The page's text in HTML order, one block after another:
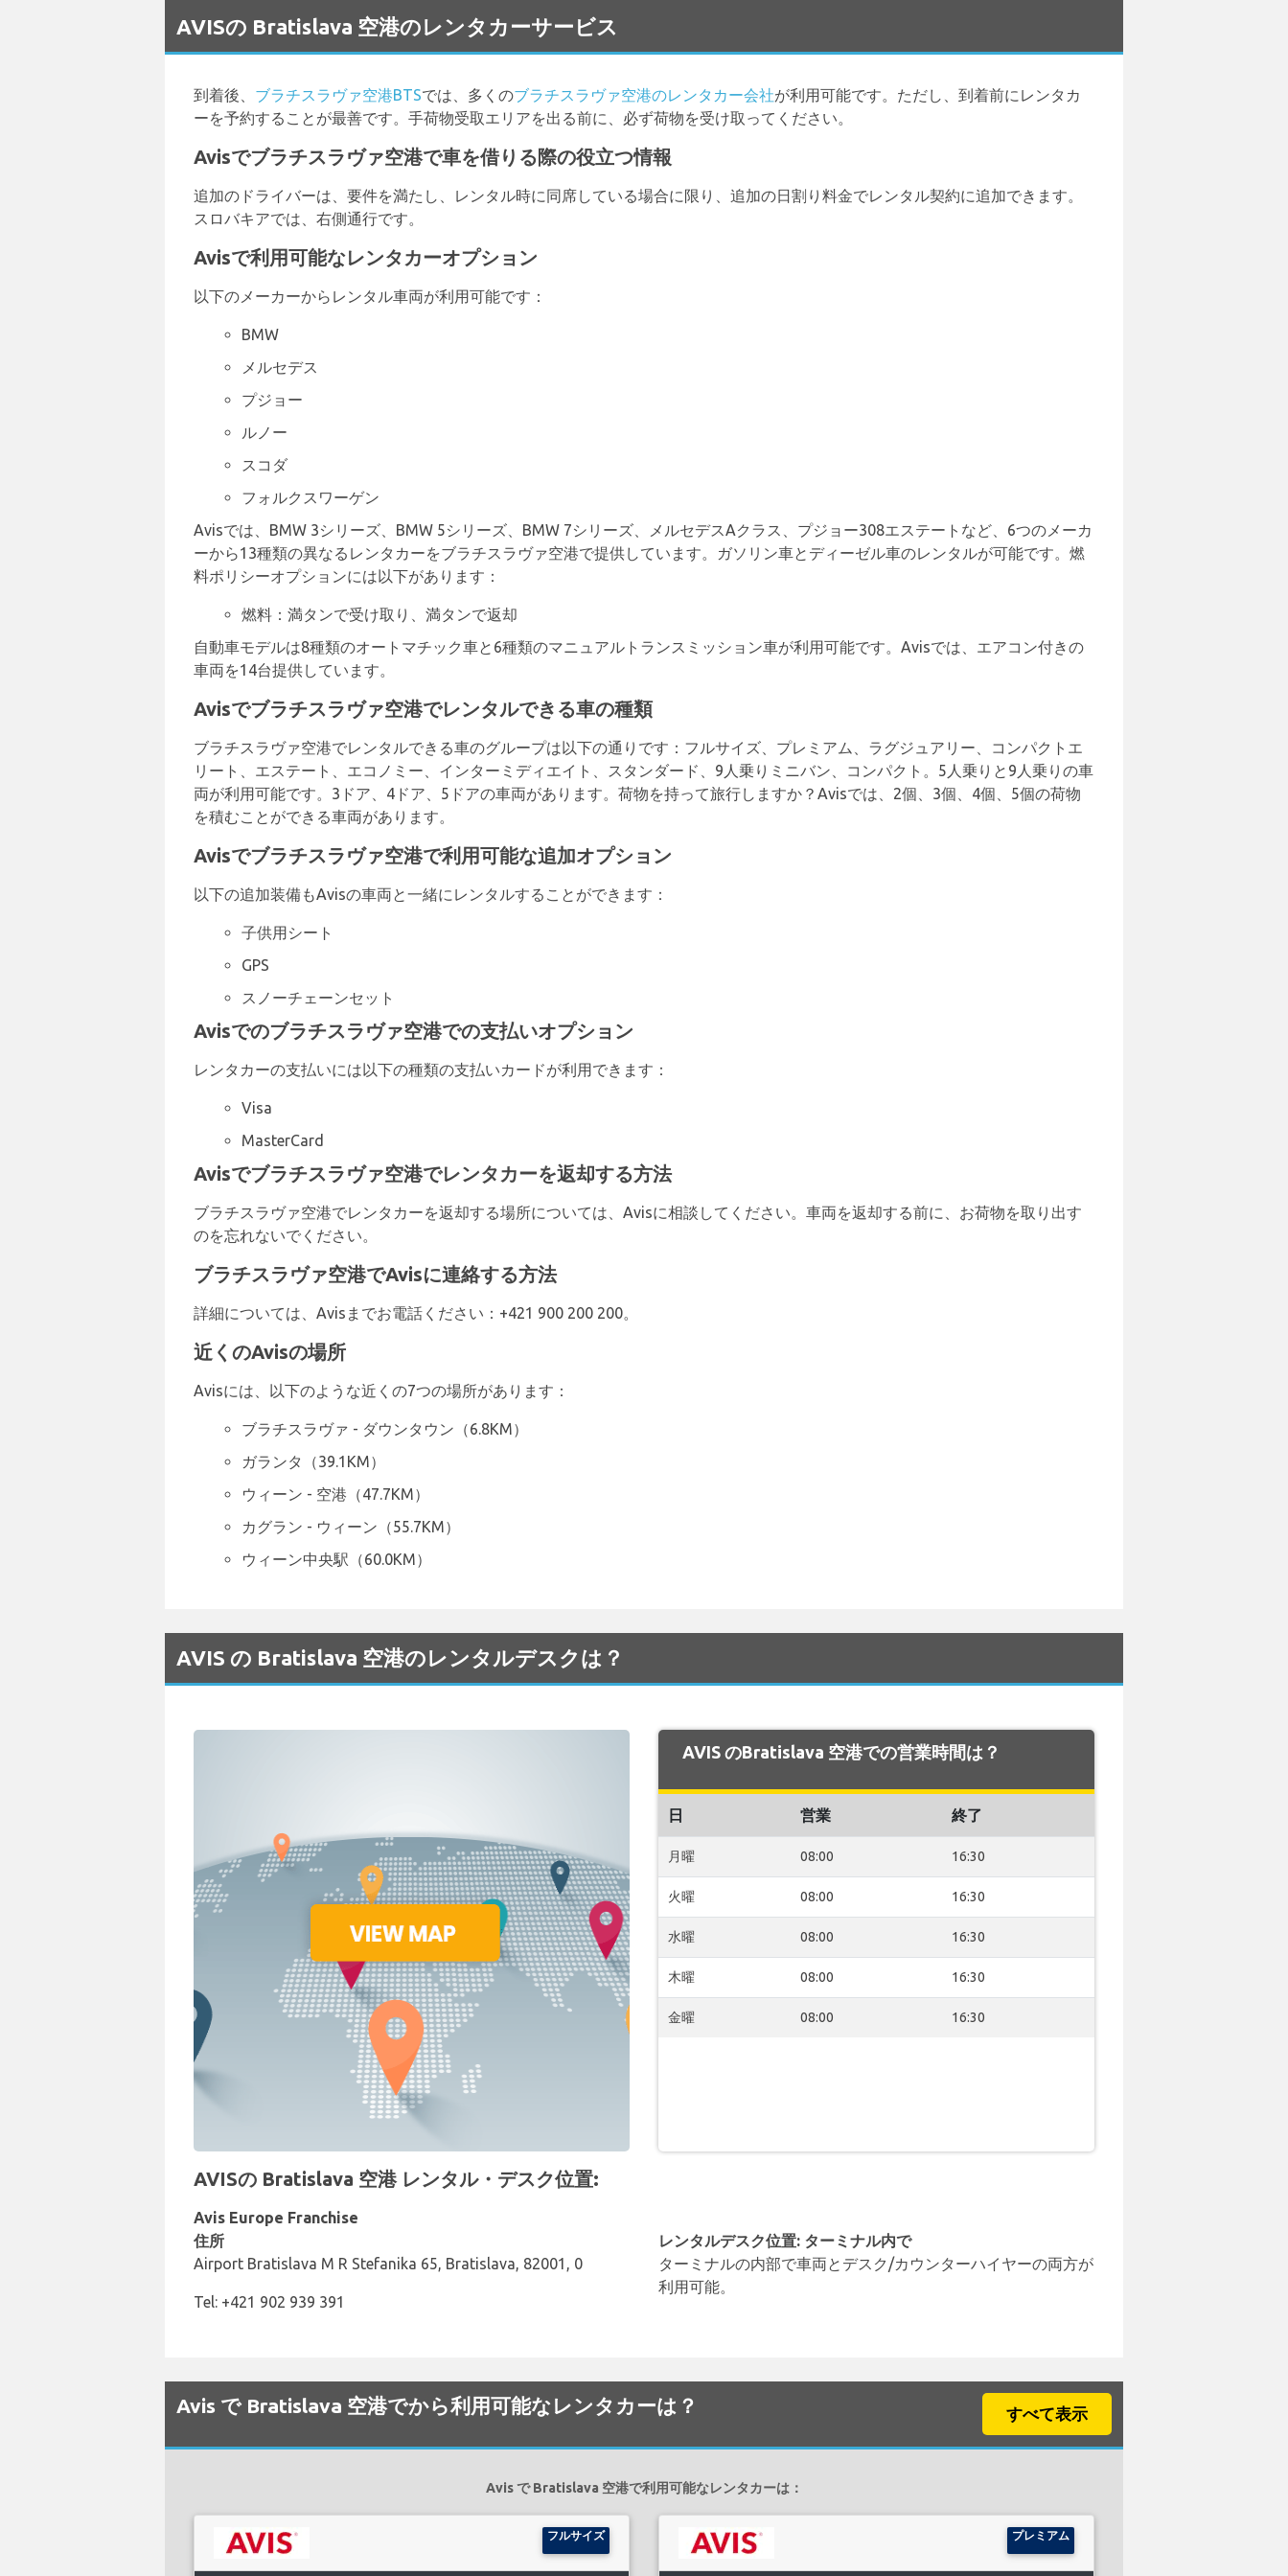
AVISの Bratislava 空港のレンタカーサービス
到着後、 ブラチスラヴァ空港BTSでは、多くのブラチスラヴァ空港のレンタカー会社が利用可能です。ただし、到着前にレンタカ
ーを予約することが最善です。手荷物受取エリアを出る前に、必ず荷物を受け取ってください。
Avisでブラチスラヴァ空港で車を借りる際の役立つ情報
追加のドライバーは、要件を満たし、レンタル時に同席している場合に限り、追加の日割り料金でレンタル契約に追加できます。
スロバキアでは、右側通行です。
Avisで利用可能なレンタカーオプション
以下のメーカーからレンタル車両が利用可能です：
BMW
メルセデス
プジョー
ルノー
スコダ
フォルクスワーゲン
Avisでは、BMW 3シリーズ、BMW 5シリーズ、BMW 7シリーズ、メルセデスAクラス、プジョー308エステートなど、6つのメーカ
ーから13種類の異なるレンタカーをブラチスラヴァ空港で提供しています。ガソリン車とディーゼル車のレンタルが可能です。燃
料ポリシーオプションには以下があります：
燃料：満タンで受け取り、満タンで返却
自動車モデルは8種類のオートマチック車と6種類のマニュアルトランスミッション車が利用可能です。Avisでは、エアコン付きの
車両を14台提供しています。
Avisでブラチスラヴァ空港でレンタルできる車の種類
ブラチスラヴァ空港でレンタルできる車のグループは以下の通りです：フルサイズ、プレミアム、ラグジュアリー、コンパクトエ
リート、エステート、エコノミー、インターミディエイト、スタンダード、9人乗りミニバン、コンパクト。5人乗りと9人乗りの車
両が利用可能です。3ドア、4ドア、5ドアの車両があります。荷物を持って旅行しますか？Avisでは、2個、3個、4個、5個の荷物
を積むことができる車両があります。
Avisでブラチスラヴァ空港で利用可能な追加オプション
以下の追加装備もAvisの車両と一緒にレンタルすることができます：
子供用シート
GPS
スノーチェーンセット
Avisでのブラチスラヴァ空港での支払いオプション
レンタカーの支払いには以下の種類の支払いカードが利用できます：
Visa
MasterCard
Avisでブラチスラヴァ空港でレンタカーを返却する方法
ブラチスラヴァ空港でレンタカーを返却する場所については、Avisに相談してください。車両を返却する前に、お荷物を取り出す
のを忘れないでください。
ブラチスラヴァ空港でAvisに連絡する方法
詳細については、Avisまでお電話ください：+421 900 200 200。
近くのAvisの場所
Avisには、以下のような近くの7つの場所があります：
ブラチスラヴァ - ダウンタウン（6.8KM）
ガランタ（39.1KM）
ウィーン - 空港（47.7KM）
カグラン - ウィーン（55.7KM）
ウィーン中央駅（60.0KM）
AVIS の Bratislava 空港のレンタルデスクは？
AVIS のBratislava 空港での営業時間は？
日 営業 終了
月曜 08:00 16:30
火曜 08:00 16:30
水曜 08:00 16:30
木曜 08:00 16:30
金曜 08:00 16:30
AVISの Bratislava 空港 レンタル・デスク位置:
Avis Europe Franchise
住所
Airport Bratislava M R Stefanika 65, Bratislava, 82001, 0
Tel: +421 902 939 391
レンタルデスク位置: ターミナル内で
ターミナルの内部で車両とデスク/カウンターハイヤーの両方が
利用可能。
Avis で Bratislava 空港でから利用可能なレンタカーは？ すべて表示
Avis で Bratislava 空港で利用可能なレンタカーは：
フルサイズ プレミアム